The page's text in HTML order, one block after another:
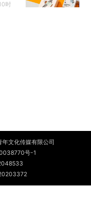
时
文化传媒有限公司
号-1